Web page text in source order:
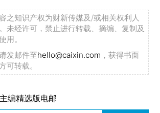
之知识产权为财新传媒及/或相关权利人
未经许可，禁止进行转载、摘编、复制及
用。
发邮件至hello@caixin.com ，获得书面
可转载。
编精选版电邮